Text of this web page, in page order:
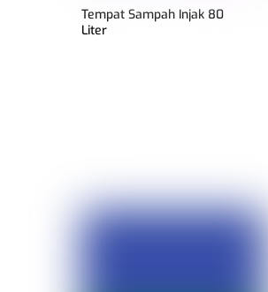
Tempat Sampah Injak 80
Liter